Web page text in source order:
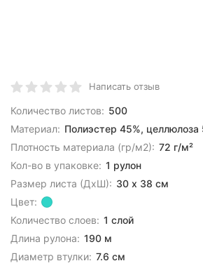
Написать отзыв
Количество листов: 500
Материал: Полиэстер 45%, целлюлоза
Плотность материала (гр/м2): 72 г/м²
Кол-во в упаковке: 1 рулон
Размер листа (ДхШ): 30 х 38 см
Цвет:
Количество слоев: 1 слой
Длина рулона: 190 м
Диаметр втулки: 7.6 см